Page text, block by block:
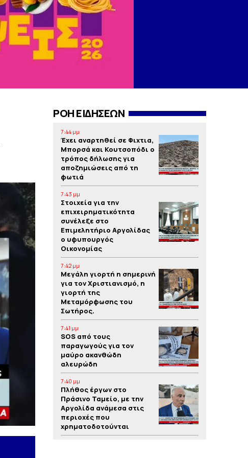
ΡΟΗ ΕΙΔΗΣΕΩΝ
7:44 μμ
Έχει αναρτηθεί σε Φιχτια,
Μπορσά και Κουτσοπόδι ο
τρόπος δήλωσης για
αποζημιώσεις από τη
φωτιά
7:43 μμ
Στοιχεία για την
επιχειρηματικότητα
συνέλεξε στο
Επιμελητήριο Αργολίδας
ο υφυπουργός
Οικονομίας
7:42 μμ
Μεγάλη γιορτή η σημερινή
για τον Χριστιανισμό, η
γιορτή της
Μεταμόρφωσης του
Σωτήρος.
7:41 μμ
SOS από τους
παραγωγούς για τον
μαύρο ακανθώδη
αλευρώδη
7:40 μμ
Πλήθος έργων στο
Πράσινο Ταμείο, με την
Αργολίδα ανάμεσα στις
περιοχές που
χρηματοδοτούνται